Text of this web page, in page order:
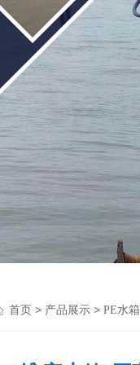
首页 > 产品展示 > PE水箱